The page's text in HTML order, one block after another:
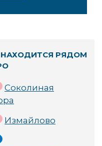
РЯДОМ
Соколиная
Измайлово